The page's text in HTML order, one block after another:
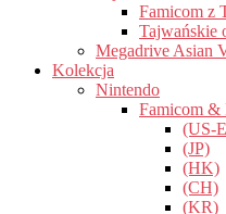
Famicom z
Tajwańskie
Megadrive Asian
Kolekcja
Nintendo
Famicom &
(US-
(JP)
(HK)
(CH)
(KR)